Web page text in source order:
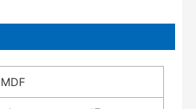
MDF